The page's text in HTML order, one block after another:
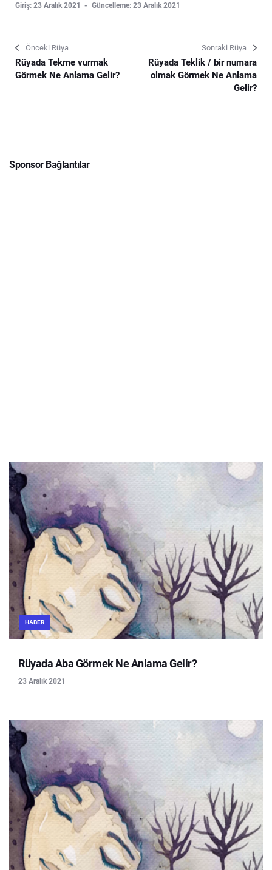
Giriş: 23 Aralık 2021 Güncelleme: 23 Aralık 2021
Önceki Rüya
Rüyada Tekme vurmak
Görmek Ne Anlama Gelir?
Sonraki Rüya
Rüyada Teklik / bir numara
olmak Görmek Ne Anlama
Gelir?
Sponsor Bağlantılar
HABER
Rüyada Aba Görmek Ne Anlama Gelir?
23 Aralık 2021